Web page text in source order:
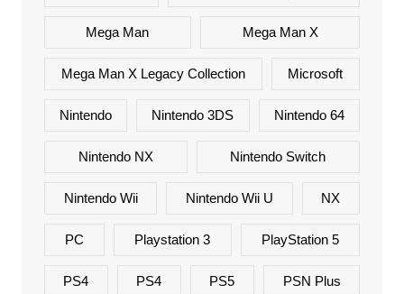
Mega Man Mega Man X
Mega Man X Legacy Collection Microsoft
Nintendo Nintendo 3DS Nintendo 64
Nintendo NX Nintendo Switch
Nintendo Wii Nintendo Wii U NX
PC Playstation 3 PlayStation 5
PS4 PS4 PS5 PSN Plus